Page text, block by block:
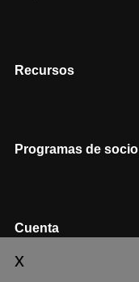
Recursos
Programas de socio
Cuenta